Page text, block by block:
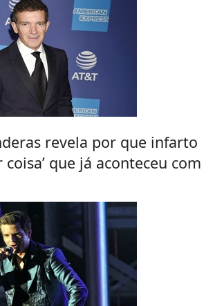
revela por que infarto
coisa’ que já aconteceu com